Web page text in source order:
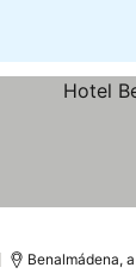
Benalmádena,